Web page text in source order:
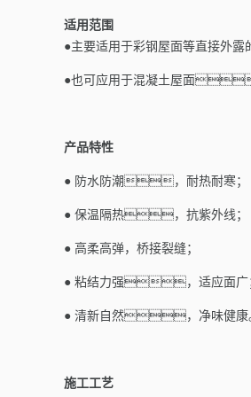
适用范围
●主要适用于彩钢屋面等直接外露
●也可应用于混凝土屋面
产品特性
● 防水防潮，耐热耐寒；
● 保温隔热，抗紫外线；
● 高柔高弹，桥接裂缝；
● 粘结力强，适应面广
● 清新自然，净味健康
施工工艺